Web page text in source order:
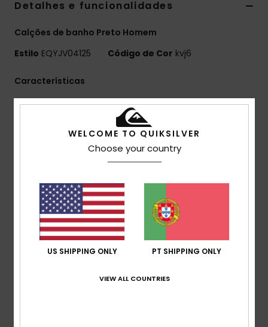
Detalhes e funcionalidades
Calções de banho Preto Homem
Estilo EQYJV04125 Código de Cor kvj6
Características
Coleção:Coleção Mercury Capsule
Tecido de mistura de 88% poliéster
reciclado e 12% elastano
Popelina refeita: Mantém o nível de desempenho
elevado e a pegada de carbono baixa
Este produto foi fabricado a partir de restos de
produção e de resíduos têxteis reciclados, um passo
mais próximo do fabrico circular
Corte:Straight
Costuras exteriores:Costura exterior de 19",
comprimento médio
WELCOME TO QUIKSILVER
Choose your country
US SHIPPING ONLY PT SHIPPING ONLY
VIEW ALL COUNTRIES